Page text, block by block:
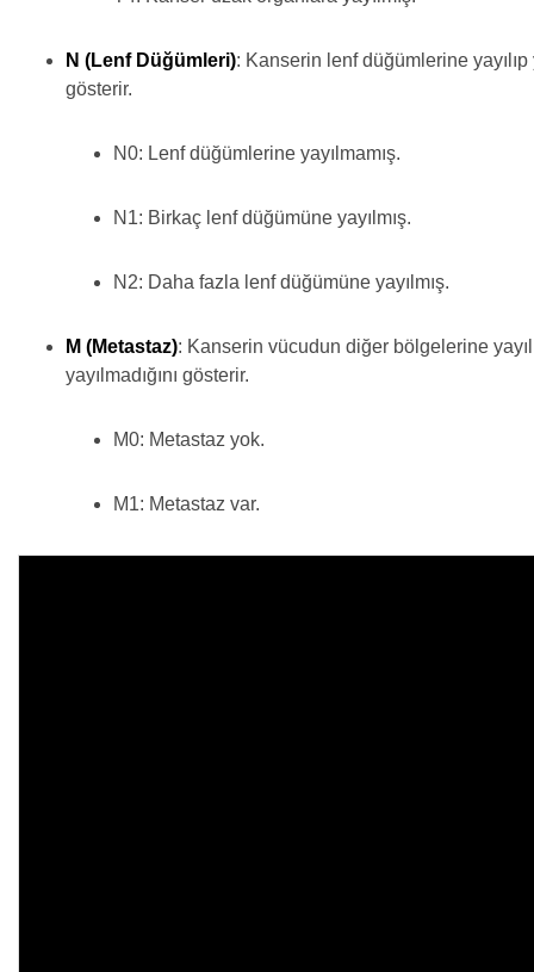
N (Lenf Düğümleri): Kanserin lenf düğümlerine yayılıp
gösterir.
N0: Lenf düğümlerine yayılmamış.
N1: Birkaç lenf düğümüne yayılmış.
N2: Daha fazla lenf düğümüne yayılmış.
M (Metastaz): Kanserin vücudun diğer bölgelerine
yayılmadığını gösterir.
M0: Metastaz yok.
M1: Metastaz var.